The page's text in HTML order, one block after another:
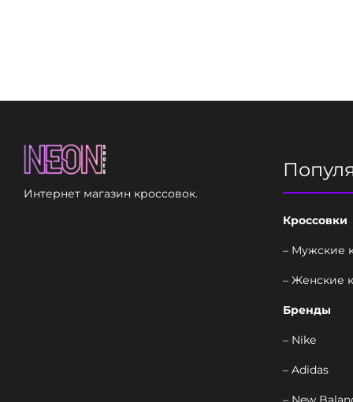
Интернет магазин кроссовок.
Кроссовки
– Мужские
– Женские
Бренды
– Nike
– Adidas